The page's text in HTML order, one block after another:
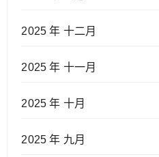
2025 年 十二月
2025 年 十一月
2025 年 十月
2025 年 九月